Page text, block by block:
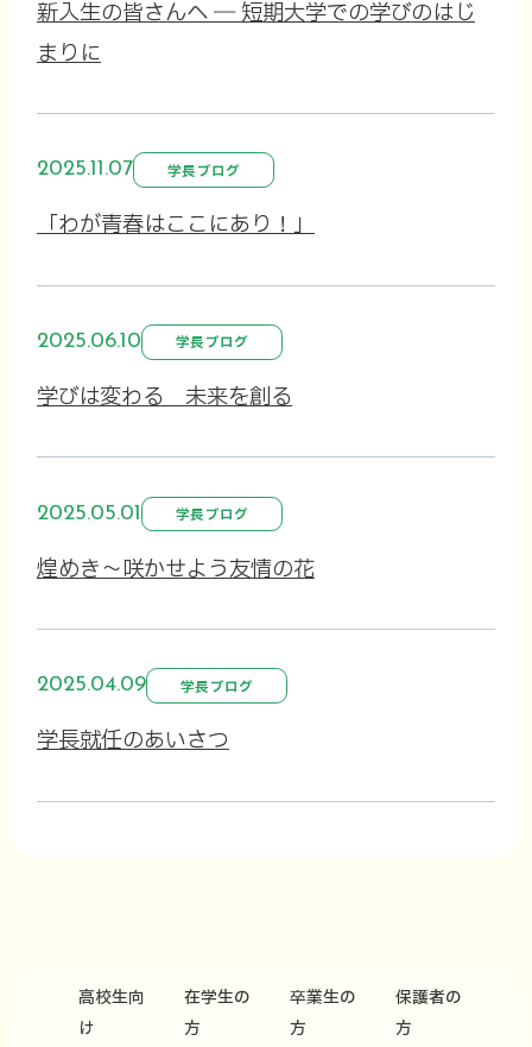
新入生の皆さんへ ― 短期大学での学びのはじ
まりに
2025.11.07 学長ブログ
「わが青春はここにあり！」
2025.06.10 学長ブログ
学びは変わる 未来を創る
2025.05.01 学長ブログ
煌めき～咲かせよう友情の花
2025.04.09 学長ブログ
学長就任のあいさつ
高校生向
け
在学生の
方
卒業生の
方
保護者の
方